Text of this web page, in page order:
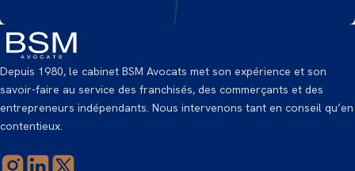
Depuis 1980, le cabinet BSM Avocats met son expérience et son
savoir-faire au service des franchisés, des commerçants et des
entrepreneurs indépendants. Nous intervenons tant en conseil qu’en
contentieux.